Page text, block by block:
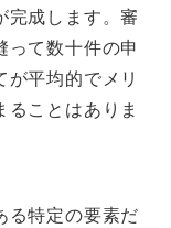
完成します。審
って数十件の申
平均的でメリ
ことはありま
る特定の要素だ